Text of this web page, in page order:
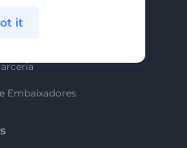
Embaixadores
it